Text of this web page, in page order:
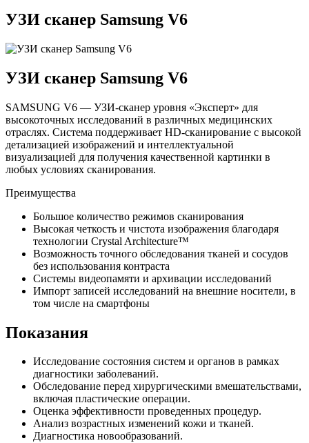
УЗИ сканер Samsung V6
УЗИ сканер Samsung V6
SAMSUNG V6 — УЗИ-сканер уровня «Эксперт» для
высокоточных исследований в различных медицинских
отраслях. Система поддерживает HD-сканирование с высокой
детализацией изображений и интеллектуальной
визуализацией для получения качественной картинки в
любых условиях сканирования.
Преимущества
Большое количество режимов сканирования
Высокая четкость и чистота изображения благодаря
технологии Crystal Architecture™
Возможность точного обследования тканей и сосудов
без использования контраста
Системы видеопамяти и архивации исследований
Импорт записей исследований на внешние носители, в
том числе на смартфоны
Показания
Исследование состояния систем и органов в рамках
диагностики заболеваний.
Обследование перед хирургическими вмешательствами,
включая пластические операции.
Оценка эффективности проведенных процедур.
Анализ возрастных изменений кожи и тканей.
Диагностика новообразований.